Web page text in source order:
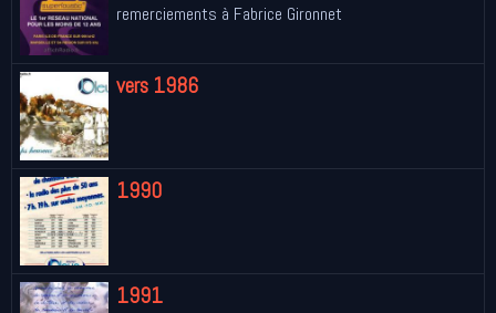
remerciements à Fabrice Gironnet
vers 1986
1990
1991